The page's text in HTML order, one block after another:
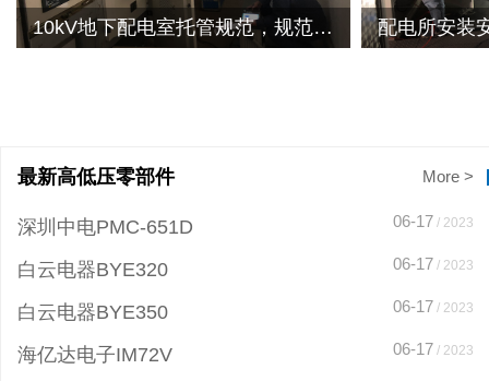
10kV地下配电室托管规范，规范地下配电室保养单位设备科研室地下配电室保养案例
最新高低压零部件 More >
深圳中电PMC-651D 06-17 / 2023
白云电器BYE320 06-17 / 2023
白云电器BYE350 06-17 / 2023
海亿达电子IM72V 06-17 / 2023